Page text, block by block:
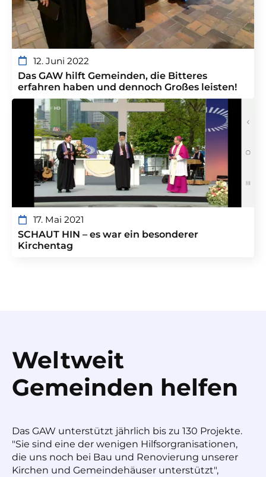
12. Juni 2022
Das GAW hilft Gemeinden, die Bitteres
erfahren haben und dennoch Großes leisten!
17. Mai 2021
SCHAUT HIN – es war ein besonderer
Kirchentag
Weltweit
Gemeinden helfen
Das GAW unterstützt jährlich bis zu 130 Projekte.
"Sie sind eine der wenigen Hilfsorgranisationen,
die uns noch bei Bau und Renovierung unserer
Kirchen und Gemeindehäuser unterstützt",